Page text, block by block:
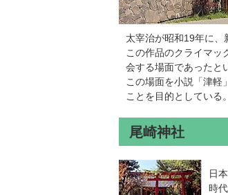
太宰治が昭和19年に、
この作品のクライマッ
会する場面であったと
この場面を小説「津軽
ことを目的としている。
尾崎神社
日
時